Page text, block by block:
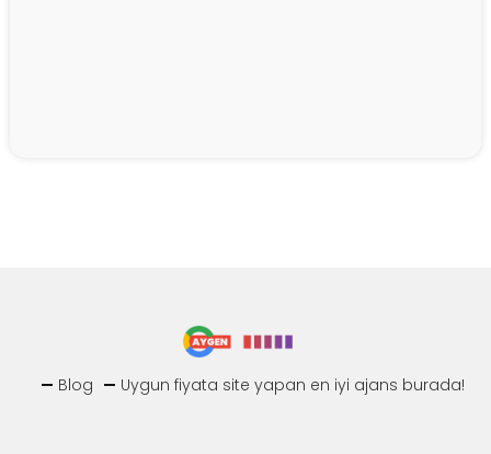
Blog Uygun fiyata site yapan en iyi ajans burada!